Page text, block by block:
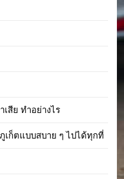
สีย ทำอย่างไร
เก็ตแบบสบาย ๆ ไปได้ทุกที่